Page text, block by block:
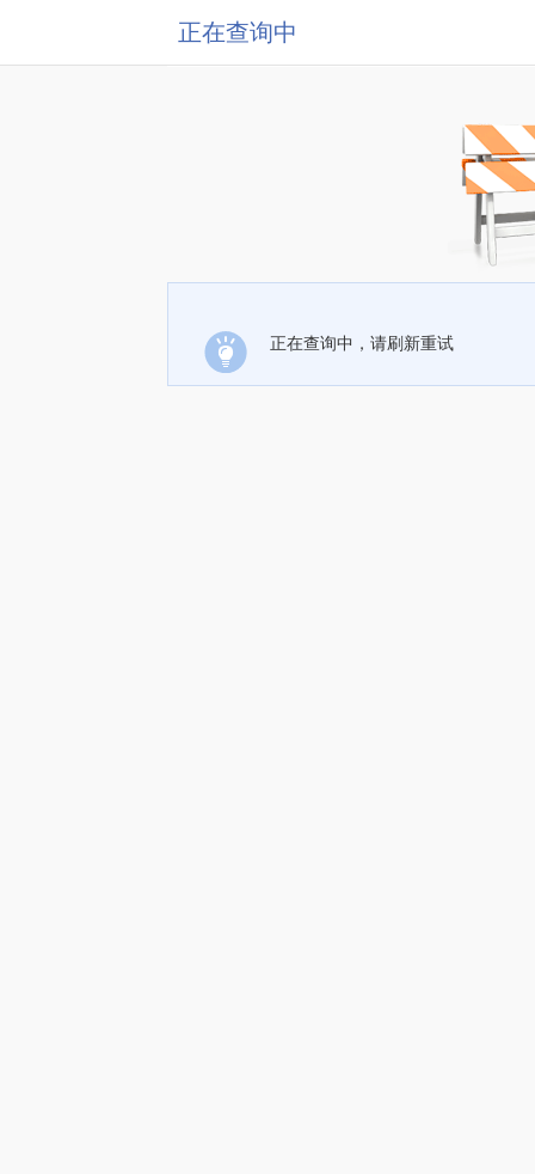
正在查询中
正在查询中，请刷新重试